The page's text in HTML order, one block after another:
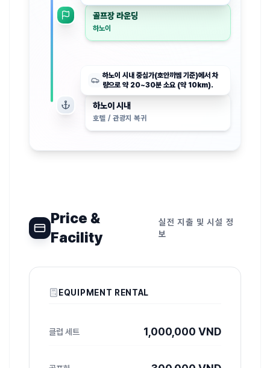
골프장 라운딩
하노이
하노이 시내 중심가(호안끼엠 기준)에서 차
량으로 약 20~30분 소요 (약 10km).
하노이 시내
호텔 / 관광지 복귀
Price &
Facility
실전 지출 및 시설 정
보
EQUIPMENT RENTAL
클럽 세트 1,000,000 VND